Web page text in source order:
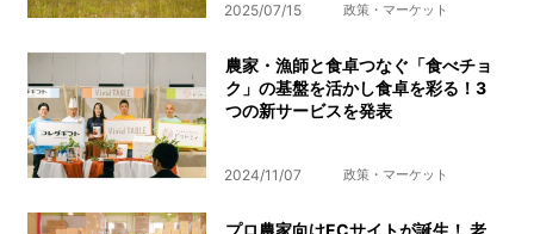
2025/07/15 政策・マーケット
農家・漁師と食卓つなぐ「食べチョ
ク」の基盤を活かし食卓を彩る！3
つの新サービスを発表
2024/11/07 政策・マーケット
プロ農家向けECサイトが誕生！ 老